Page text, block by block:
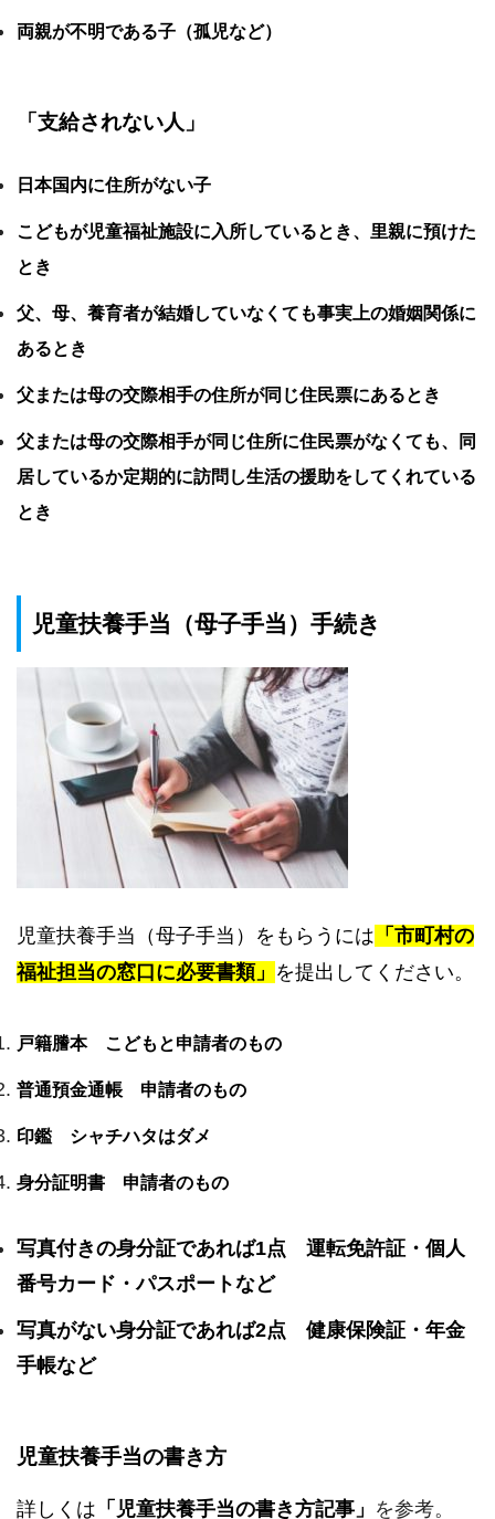
両親が不明である子（孤児など）
「支給されない人」
日本国内に住所がない子
こどもが児童福祉施設に入所しているとき、里親に預けた
とき
父、母、養育者が結婚していなくても事実上の婚姻関係に
あるとき
父または母の交際相手の住所が同じ住民票にあるとき
父または母の交際相手が同じ住所に住民票がなくても、同
居しているか定期的に訪問し生活の援助をしてくれている
とき
児童扶養手当（母子手当）手続き
児童扶養手当（母子手当）をもらうには 「市町村の
福祉担当の窓口に必要書類」 を提出してください。
戸籍謄本 こどもと申請者のもの
普通預金通帳 申請者のもの
印鑑 シャチハタはダメ
身分証明書 申請者のもの
写真付きの身分証であれば1点 運転免許証・個人
番号カード・パスポートなど
写真がない身分証であれば2点 健康保険証・年金
手帳など
児童扶養手当の書き方
詳しくは 「児童扶養手当の書き方記事」 を参考。